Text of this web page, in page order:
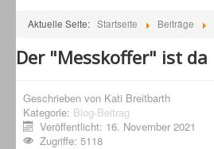
Aktuelle Seite: Startseite Beiträge
Der "Messkoffer" ist da
Geschrieben von Kati Breitbarth
Kategorie: Blog-Beitrag
Veröffentlicht: 16. November 2021
Zugriffe: 5118